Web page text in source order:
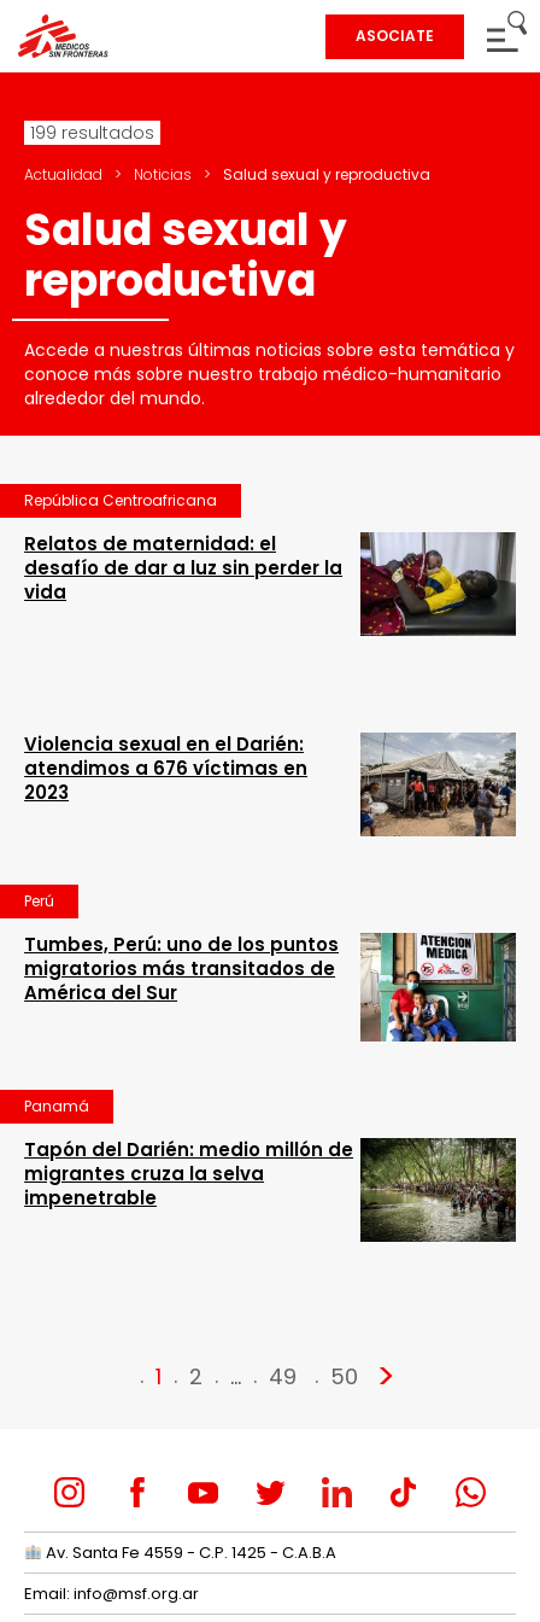
ASOCIATE
199 resultados
Actualidad > Noticias > Salud sexual y reproductiva
Salud sexual y
reproductiva
Accede a nuestras últimas noticias sobre esta temática y
conoce más sobre nuestro trabajo médico-humanitario
alrededor del mundo.
República Centroafricana
Relatos de maternidad: el
desafío de dar a luz sin perder la
vida
Violencia sexual en el Darién:
atendimos a 676 víctimas en
2023
Perú
Tumbes, Perú: uno de los puntos
migratorios más transitados de
América del Sur
Panamá
Tapón del Darién: medio millón de
migrantes cruza la selva
impenetrable
1 2 … 49 50 >
Av. Santa Fe 4559 - C.P. 1425 - C.A.B.A
Email: info@msf.org.ar